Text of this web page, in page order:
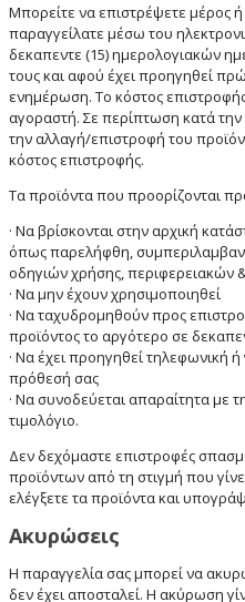
Μπορείτε να επιστρέψετε μέρος
παραγγείλατε μέσω του
δεκαπεντε (15) ημερολογιακών
τους και αφού έχει προηγηθεί
ενημέρωση. Το κόστος
αγοραστή. Σε περίπτωση κατά την
την αλλαγή/επιστροφή του
κόστος επιστροφής.
Τα προϊόντα που προορίζονται
· Να βρίσκονται στην αρχική
όπως παρελήφθη,
οδηγιών χρήσης, περιφερειακών
· Να μην έχουν χρησιμοποιηθεί
· Να ταχυδρομηθούν προς
προϊόντος το αργότερο σε
· Να έχει προηγηθεί τηλεφωνική
πρόθεσή σας
· Να συνοδεύεται απαραίτητα με
τιμολόγιο.
Δεν δεχόμαστε επιστροφές
προϊόντων από τη στιγμή που
ελέγξετε τα προϊόντα και
Ακυρώσεις
Η παραγγελία σας μπορεί να
δεν έχει αποσταλεί. Η ακύρωση